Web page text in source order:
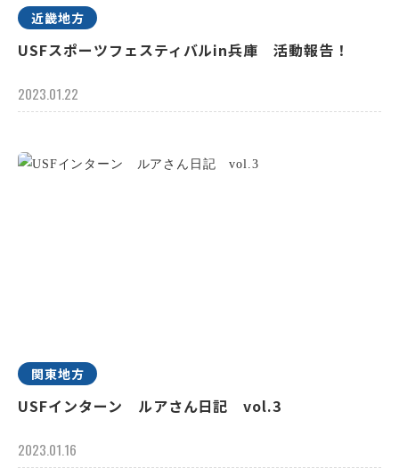
近畿地方
USFスポーツフェスティバルin兵庫 活動報告！
2023.01.22
関東地方
USFインターン ルアさん日記 vol.3
2023.01.16